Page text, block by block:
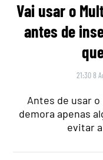
Vai usar o
antes de
21:30 8
Antes de usar
demora apenas
evitar